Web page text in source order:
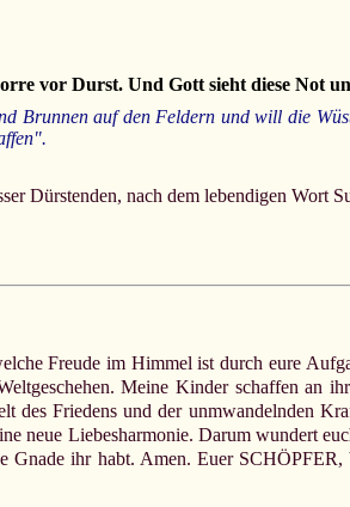
vor Durst. Und Gott sieht diese Not
auf den Feldern und will die
Dürstenden, nach dem lebendigen Wort
Freude im Himmel ist durch eure
Meine Kinder schaffen an
des Friedens und der unmwandelnden
neue Liebesharmonie. Darum wundert
Gnade ihr habt. Amen. Euer